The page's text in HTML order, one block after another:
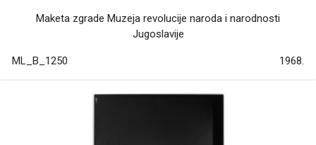
Maketa zgrade Muzeja revolucije naroda i narodnosti
Jugoslavije
ML_B_1250 1968.